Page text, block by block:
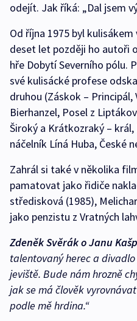
odejít. Jak říká: „Dal jsem
Od října 1975 byl
deset let později ho autoři
hře Dobytí Severního pólu.
své kulisácké profese
druhou (Záskok – Principál,
Bierhanzel, Posel z
Široký a Krátkozraký – král,
náčelník Líná Huba, České
Zahrál si také v několika
pamatovat jako řidiče
středisková (1985),
jako penzistu z Vratných
Zdeněk Svěrák o Janu
talentovaný herec a
jeviště. Bude nám hrozně
jak se má člověk
podle mě hrdina.“